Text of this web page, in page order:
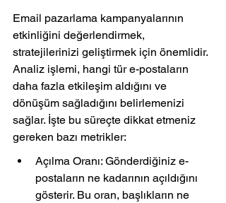
Email pazarlama kampanyalarının
etkinliğini değerlendirmek,
stratejilerinizi geliştirmek için önemlidir.
Analiz işlemi, hangi tür e-postaların
daha fazla etkileşim aldığını ve
dönüşüm sağladığını belirlemenizi
sağlar. İşte bu süreçte dikkat etmeniz
gereken bazı metrikler:
Açılma Oranı: Gönderdiğiniz e-
postaların ne kadarının açıldığını
gösterir. Bu oran, başlıkların ne